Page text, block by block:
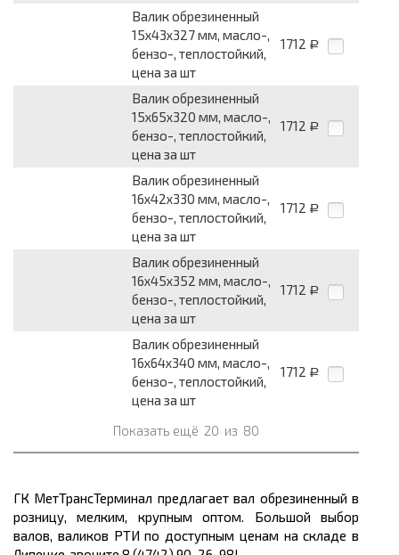
Валик обрезиненный
15x43x327 мм, масло-,
бензо-, теплостойкий,
цена за шт
1712 Р
Валик обрезиненный
15x65x320 мм, масло-,
бензо-, теплостойкий,
цена за шт
1712 Р
Валик обрезиненный
16x42x330 мм, масло-,
бензо-, теплостойкий,
цена за шт
1712 Р
Валик обрезиненный
16x45x352 мм, масло-,
бензо-, теплостойкий,
цена за шт
1712 Р
Валик обрезиненный
16x64x340 мм, масло-,
бензо-, теплостойкий,
цена за шт
1712 Р
Показать ещё 20 из 80
ГК МетТрансТерминал предлагает вал обрезиненный в
розницу, мелким, крупным оптом. Большой выбор
валов, валиков РТИ по доступным ценам на складе в